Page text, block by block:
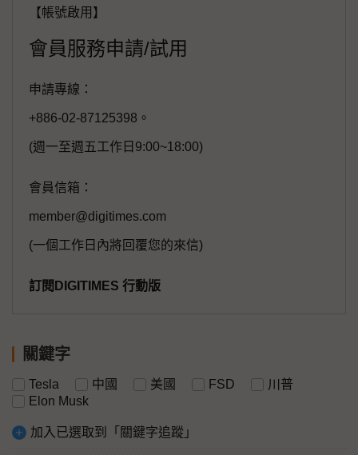
【帳號啟用】
會員服務申請/試用
申請專線：
+886-02-87125398。
(週一至週五工作日9:00~18:00)
會員信箱：
member@digitimes.com
(一個工作日內將回覆您的來信)
訂閱DIGITIMES 行動版
關鍵字
Tesla 中國 美國 FSD
川普
Elon Musk
加入已選取到「關鍵字追蹤」